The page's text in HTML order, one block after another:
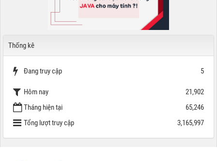
Thống kê
Đang truy cập 5
Hôm nay
21,902
Tháng hiện tại
65,246
Tổng lượt truy cập
3,165,997